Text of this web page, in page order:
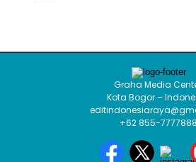
Graha Media
Kota Bogor –
+62 855-7777888